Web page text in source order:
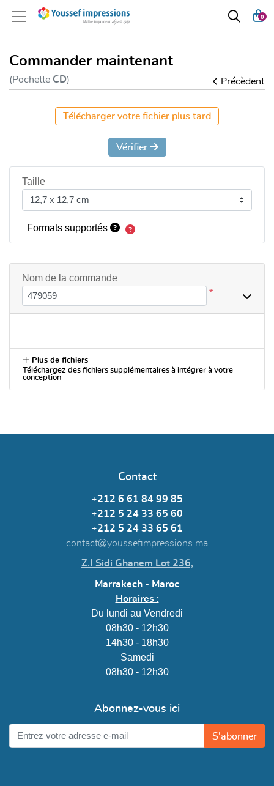
0
Commander maintenant
(Pochette CD) Précèdent
Télécharger votre fichier plus tard
Vérifier
Taille
Formats supportés
Nom de la commande
*
Plus de fichiers
Téléchargez des fichiers supplémentaires à intégrer à votre
conception
Contact
+212 6 61 84 99 85
+212 5 24 33 65 60
+212 5 24 33 65 61
contact@youssefimpressions.ma
Z.I Sidi Ghanem Lot 236,
Marrakech - Maroc
Horaires :
Du lundi au Vendredi
08h30 - 12h30
14h30 - 18h30
Samedi
08h30 - 12h30
Abonnez-vous ici
S'abonner